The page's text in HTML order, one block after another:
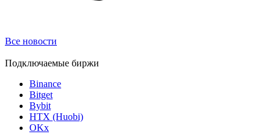
Все новости
Подключаемые биржи
Binance
Bitget
Bybit
HTX (Huobi)
OKx